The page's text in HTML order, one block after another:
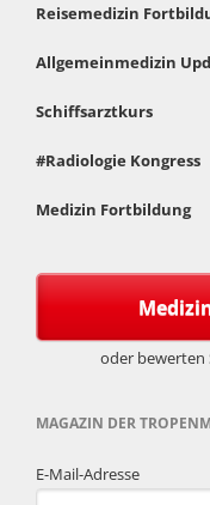
Reisemedizin
Allgemeinmedizin
Schiffsarztkurs
#Radiologie Kongress
Medizin Fortbildung
oder
MAGAZIN DER
E-Mail-Adresse